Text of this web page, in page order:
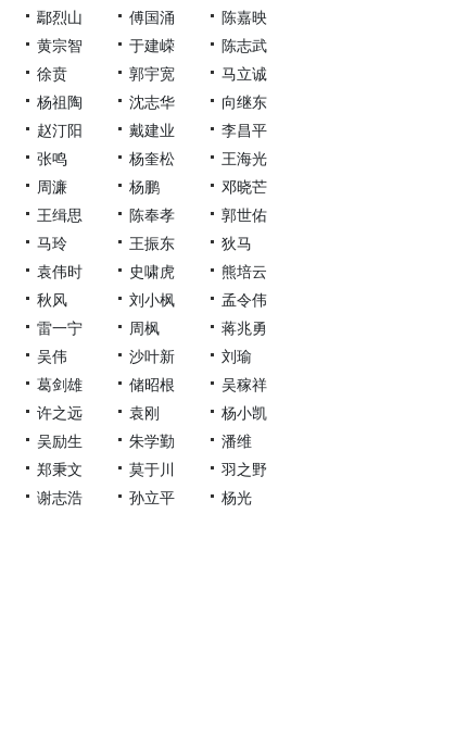
鄢烈山
傅国涌
陈嘉映
黄宗智
于建嵘
陈志武
徐贲
郭宇宽
马立诚
杨祖陶
沈志华
向继东
赵汀阳
戴建业
李昌平
张鸣
杨奎松
王海光
周濂
杨鹏
邓晓芒
王缉思
陈奉孝
郭世佑
马玲
王振东
狄马
袁伟时
史啸虎
熊培云
秋风
刘小枫
孟令伟
雷一宁
周枫
蒋兆勇
吴伟
沙叶新
刘瑜
葛剑雄
储昭根
吴稼祥
许之远
袁刚
杨小凯
吴励生
朱学勤
潘维
郑秉文
莫于川
羽之野
谢志浩
孙立平 杨光